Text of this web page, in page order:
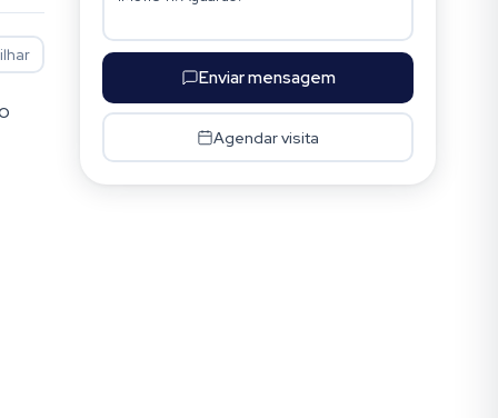
Enviar mensagem
Agendar visita